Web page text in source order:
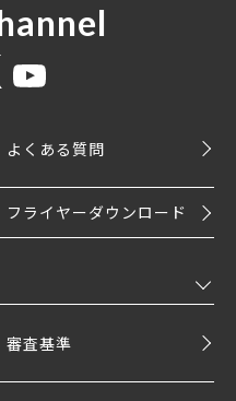
よくある質問
フライヤーダウンロード
審査基準